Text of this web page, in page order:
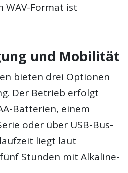
Format ist
und Mobilität
bieten drei Optionen
Der Betrieb erfolgt
Batterien, einem
oder über USB-Bus-
liegt laut
Stunden mit Alkaline-